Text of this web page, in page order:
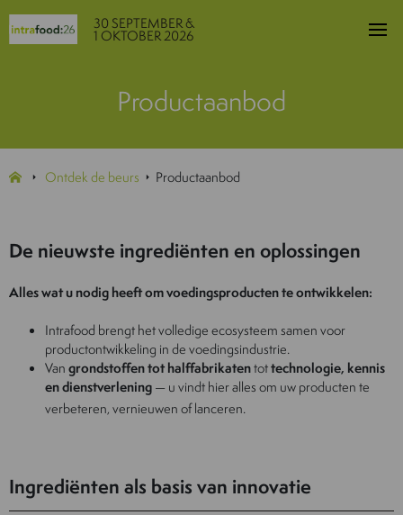
30 SEPTEMBER &
1 OKTOBER 2026
Productaanbod
Ontdek de beurs Productaanbod
De nieuwste ingrediënten en oplossingen
Alles wat u nodig heeft om voedingsproducten te ontwikkelen:
Intrafood brengt het volledige ecosysteem samen voor
productontwikkeling in de voedingsindustrie.
Vangrondstoffen tot halffabrikatentottechnologie, kennis
en dienstverlening— u vindt hier alles om uw producten te
verbeteren, vernieuwen of lanceren.
Ingrediënten als basis van innovatie